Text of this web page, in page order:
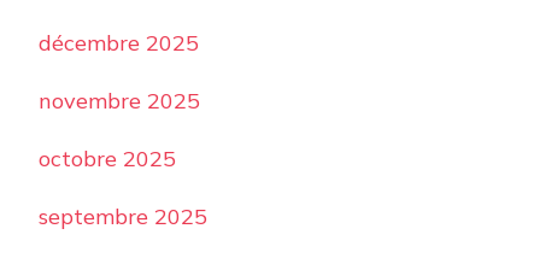
décembre 2025
novembre 2025
octobre 2025
septembre 2025